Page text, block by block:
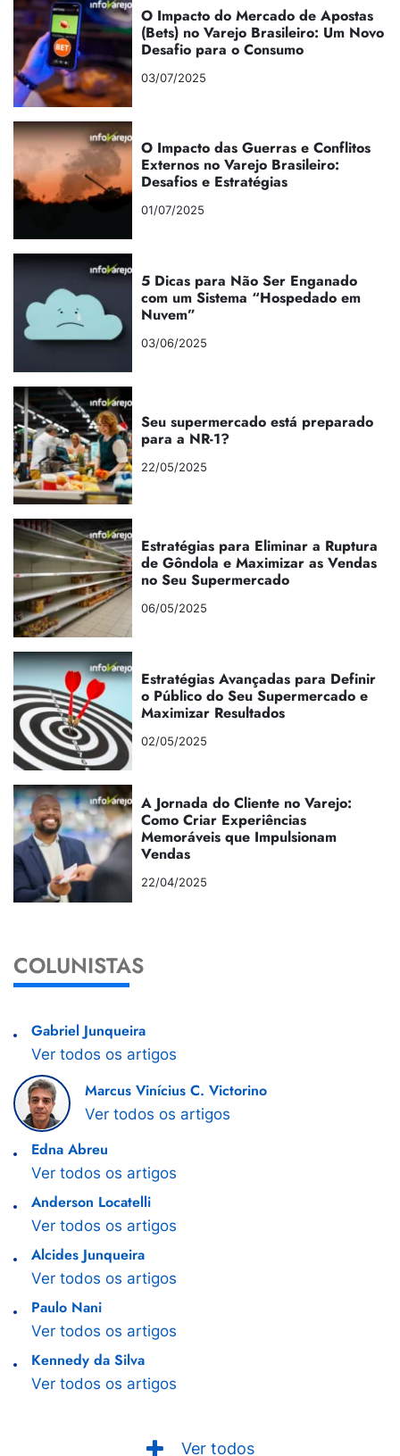
O Impacto do Mercado de Apostas
(Bets) no Varejo Brasileiro: Um Novo
Desafio para o Consumo
03/07/2025
O Impacto das Guerras e Conflitos
Externos no Varejo Brasileiro:
Desafios e Estratégias
01/07/2025
5 Dicas para Não Ser Enganado
com um Sistema “Hospedado em
Nuvem”
03/06/2025
Seu supermercado está preparado
para a NR-1?
22/05/2025
Estratégias para Eliminar a Ruptura
de Gôndola e Maximizar as Vendas
no Seu Supermercado
06/05/2025
Estratégias Avançadas para Definir
o Público do Seu Supermercado e
Maximizar Resultados
02/05/2025
A Jornada do Cliente no Varejo:
Como Criar Experiências
Memoráveis que Impulsionam
Vendas
22/04/2025
COLUNISTAS
Gabriel Junqueira
Ver todos os artigos
Marcus Vinícius C. Victorino
Ver todos os artigos
Edna Abreu
Ver todos os artigos
Anderson Locatelli
Ver todos os artigos
Alcides Junqueira
Ver todos os artigos
Paulo Nani
Ver todos os artigos
Kennedy da Silva
Ver todos os artigos
Ver todos